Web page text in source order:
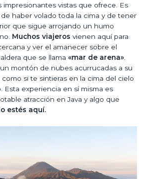
impresionantes vistas que ofrece. Es
haber volado toda la cima y de tener
que sigue arrojando un humo
Muchos viajeros vienen aquí para
y ver el amanecer sobre el
que se llama «mar de arena»
montón de nubes acurrucadas a su
si te sintieras en la cima del cielo
Esta experiencia en sí misma es
atracción en Java y algo que
estés aquí.